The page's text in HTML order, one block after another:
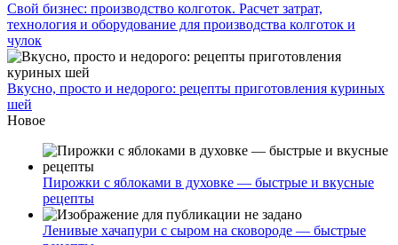
Свой бизнес: производство колготок. Расчет затрат,
технология и оборудование для производства колготок и
чулок
Вкусно, просто и недорого: рецепты приготовления куриных
шей
Новое
Пирожки с яблоками в духовке — быстрые и вкусные
рецепты
Ленивые хачапури с сыром на сковороде — быстрые